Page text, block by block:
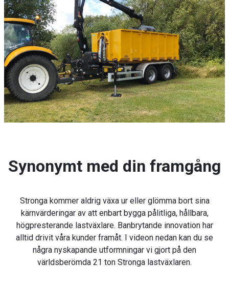
Synonymt med din framgång
Stronga kommer aldrig växa ur eller glömma bort sina
kärnvärderingar av att enbart bygga pålitliga, hållbara,
högpresterande lastväxlare. Banbrytande innovation har
alltid drivit våra kunder framåt. I videon nedan kan du se
några nyskapande utformningar vi gjort på den
världsberömda 21 ton Stronga lastväxlaren.